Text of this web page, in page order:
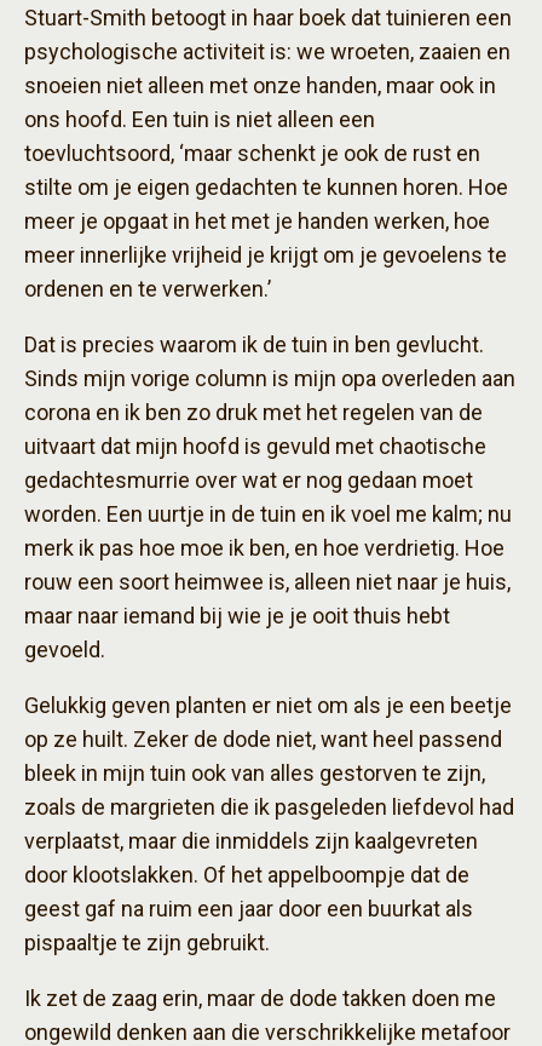
Stuart-Smith betoogt in haar boek dat tuinieren een
psychologische activiteit is: we wroeten, zaaien en
snoeien niet alleen met onze handen, maar ook in
ons hoofd. Een tuin is niet alleen een
toevluchtsoord, ‘maar schenkt je ook de rust en
stilte om je eigen gedachten te kunnen horen. Hoe
meer je opgaat in het met je handen werken, hoe
meer innerlijke vrijheid je krijgt om je gevoelens te
ordenen en te verwerken.’
Dat is precies waarom ik de tuin in ben gevlucht.
Sinds mijn vorige column is mijn opa overleden aan
corona en ik ben zo druk met het regelen van de
uitvaart dat mijn hoofd is gevuld met chaotische
gedachtesmurrie over wat er nog gedaan moet
worden. Een uurtje in de tuin en ik voel me kalm; nu
merk ik pas hoe moe ik ben, en hoe verdrietig. Hoe
rouw een soort heimwee is, alleen niet naar je huis,
maar naar iemand bij wie je je ooit thuis hebt
gevoeld.
Gelukkig geven planten er niet om als je een beetje
op ze huilt. Zeker de dode niet, want heel passend
bleek in mijn tuin ook van alles gestorven te zijn,
zoals de margrieten die ik pasgeleden liefdevol had
verplaatst, maar die inmiddels zijn kaalgevreten
door klootslakken. Of het appelboompje dat de
geest gaf na ruim een jaar door een buurkat als
pispaaltje te zijn gebruikt.
Ik zet de zaag erin, maar de dode takken doen me
ongewild denken aan die verschrikkelijke metafoor